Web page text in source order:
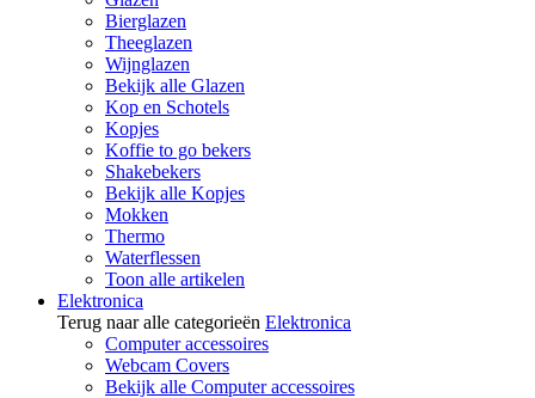
Bierglazen
Theeglazen
Wijnglazen
Bekijk alle Glazen
Kop en Schotels
Kopjes
Koffie to go bekers
Shakebekers
Bekijk alle Kopjes
Mokken
Thermo
Waterflessen
Toon alle artikelen
Elektronica
Terug naar alle categorieën Elektronica
Computer accessoires
Webcam Covers
Bekijk alle Computer accessoires